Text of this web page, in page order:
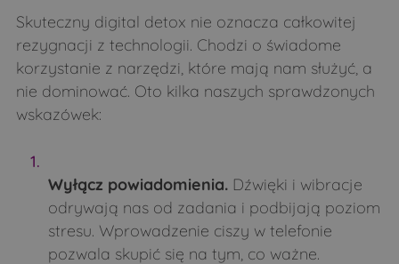
Skuteczny digital detox nie oznacza całkowitej
rezygnacji z technologii. Chodzi o świadome
korzystanie z narzędzi, które mają nam służyć, a
nie dominować. Oto kilka naszych sprawdzonych
wskazówek:
Wyłącz powiadomienia.Dźwięki i wibracje
odrywają nas od zadania i podbijają poziom
stresu. Wprowadzenie ciszy w telefonie
pozwala skupić się na tym, co ważne.